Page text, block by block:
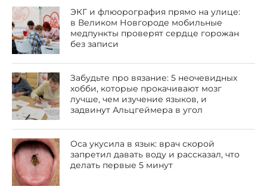
ЭКГ и флюорография прямо на улице:
в Великом Новгороде мобильные
медпункты проверят сердце горожан
без записи
Забудьте про вязание: 5 неочевидных
хобби, которые прокачивают мозг
лучше, чем изучение языков, и
задвинут Альцгеймера в угол
Оса укусила в язык: врач скорой
запретил давать воду и рассказал, что
делать первые 5 минут